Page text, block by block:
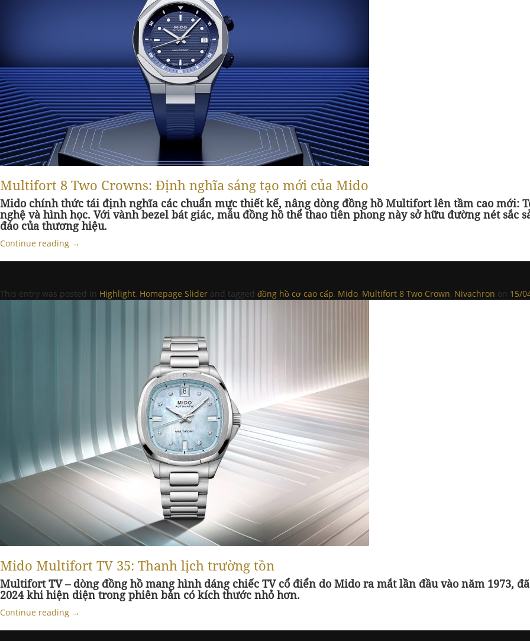
Multifort 8 Two Crowns: Định nghĩa sáng tạo mới của Mido
Mido chính thức tái định nghĩa các chuẩn mực thiết kế, nâng dòng đồng hồ Multifort lên tầm cao mới:
nghệ và hình học. Với vành bezel bát giác, mẫu đồng hồ thể thao tiên phong này sở hữu đường nét
đáo của thương hiệu.
Continue reading →
This entry was posted in Highlight, Homepage Slider and tagged đồng hồ cơ cao cấp, Mido, Multifort 8 Two Crown, Nivachron on 15/
Mido Multifort TV 35: Thanh lịch trường tồn
Multifort TV – dòng đồng hồ mang hình dáng chiếc TV cổ điển do Mido ra mắt lần đầu vào năm 1973,
2024 khi hiện diện trong phiên bản có kích thước nhỏ hơn.
Continue reading →